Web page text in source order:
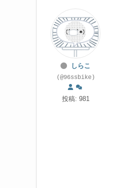
しらこ
(@96ssbike)
投稿: 981